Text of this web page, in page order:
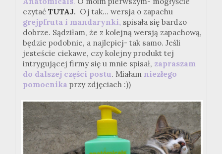
czytać TUTAJ. Oj tak... wersja o zapachu
grejpfruta i mandarynki, spisała się bardzo
dobrze. Sądziłam, że z kolejną wersją zapachową,
będzie podobnie, a najlepiej- tak samo. Jeśli
jesteście ciekawe, czy kolejny produkt tej
intrygującej firmy się u mnie spisał, zapraszam
do dalszej części postu. Miałam niezłego
pomocnika przy zdjęciach :))